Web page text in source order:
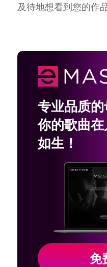
及待地想看到您的作
专业品质
你的歌曲在
如生！
免